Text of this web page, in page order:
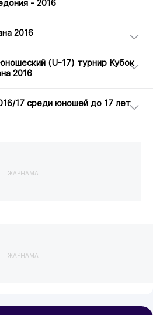
- 2016
2016
(U-17) турнир Кубок
2016
17 среди юношей до 17 лет
ЖАРНАМА
ЖАРНАМА